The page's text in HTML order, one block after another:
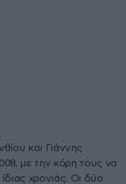
και Γιάννης
με την κόρη τους να
χρονιάς. Οι δύο